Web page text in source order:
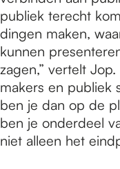
publiek terecht
dingen maken,
kunnen
zagen,” vertelt
makers en publiek
ben je dan op de
ben je onderdeel
niet alleen het